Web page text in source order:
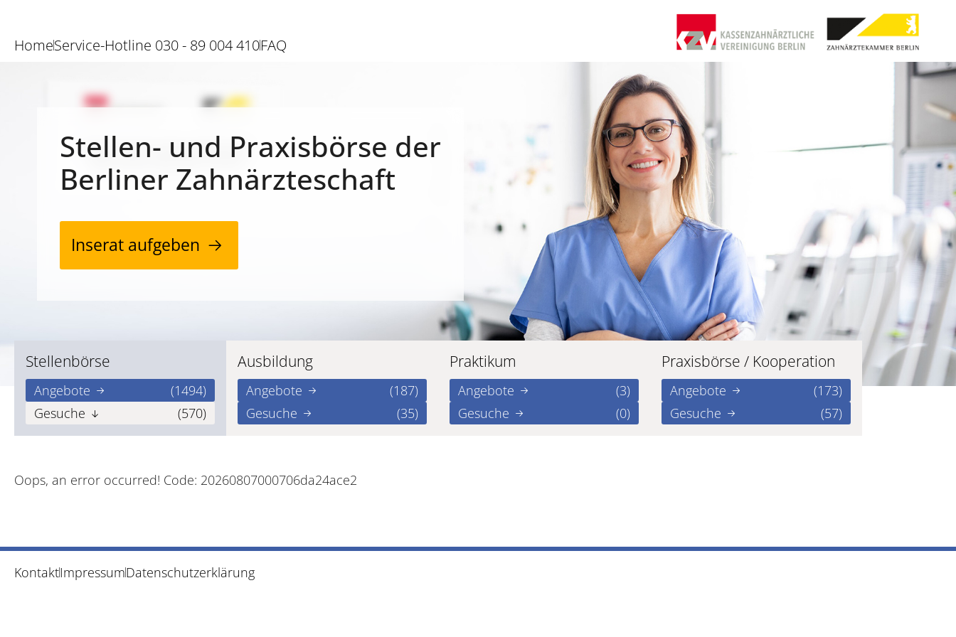
HomeService-Hotline 030 - 89 004 410FAQ
Stellen- und Praxisbörse der
Berliner Zahnärzteschaft
Inserat aufgeben
Stellenbörse
Angebote
(1494)
Gesuche
(570)
Ausbildung
Angebote
(187)
Gesuche
(35)
Praktikum
Angebote
(3)
Gesuche
(0)
Praxisbörse / Kooperation
Angebote
(173)
Gesuche
(57)
Oops, an error occurred! Code: 20260807000706da24ace2
KontaktImpressumDatenschutzerklärung